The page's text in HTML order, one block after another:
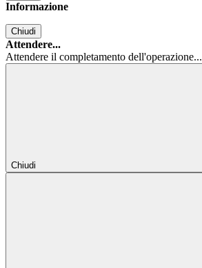
Informazione
Chiudi
Attendere...
Attendere il completamento dell'operazione...
Chiudi